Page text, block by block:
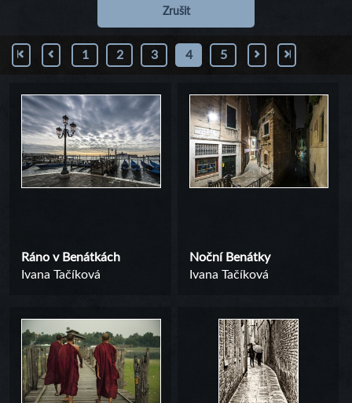
Zrušit
1 2 3 4 5
Ráno v Benátkách
Ivana Tačíková
Noční Benátky
Ivana Tačíková